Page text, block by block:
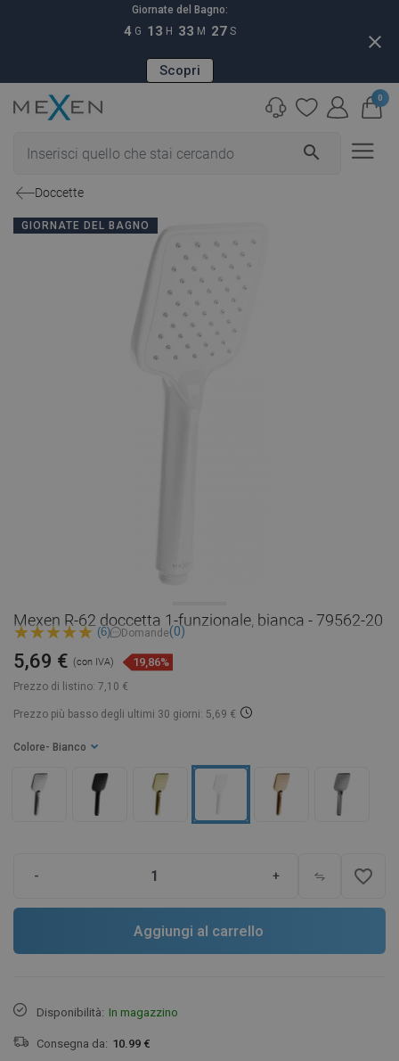
Giornate del Bagno:
4 G 13 H 33 M 26 S
Scopri
close
search
0
Doccette
GIORNATE DEL BAGNO
Mexen R-62 doccetta 1-funzionale, bianca - 79562-20
(6) Domande(0)
Prezzo di listino: 7,10 €
5,69 € (con IVA) 19,86%
Prezzo più basso degli ultimi 30 giorni: 5,69 €
Colore - Bianco
- + favorite_border
Aggiungi al carrello
Disponibilità: In magazzino
Consegna da: 10.99 €